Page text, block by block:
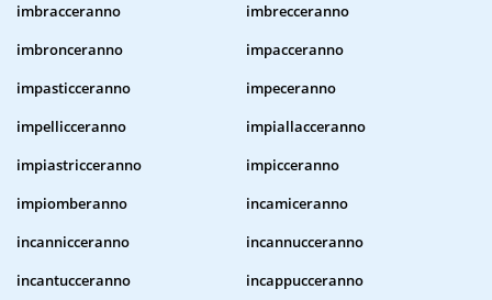
imbracceranno
imbrecceranno
imbronceranno
impacceranno
impasticceranno
impeceranno
impellicceranno
impiallacceranno
impiastricceranno
impicceranno
impiomberanno
incamiceranno
incannicceranno
incannucceranno
incantucceranno
incappucceranno